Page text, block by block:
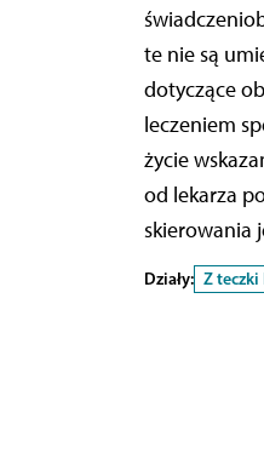
te nie są
dotyczące
leczeniem
życie
od lekarza
skierowania
Działy: Z